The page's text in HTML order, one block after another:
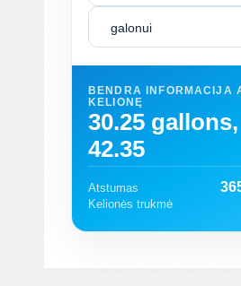
galonui
BENDRA INFORMACIJA
KELIONĘ
30.25
42.35
Atstumas
Kelionės trukmė